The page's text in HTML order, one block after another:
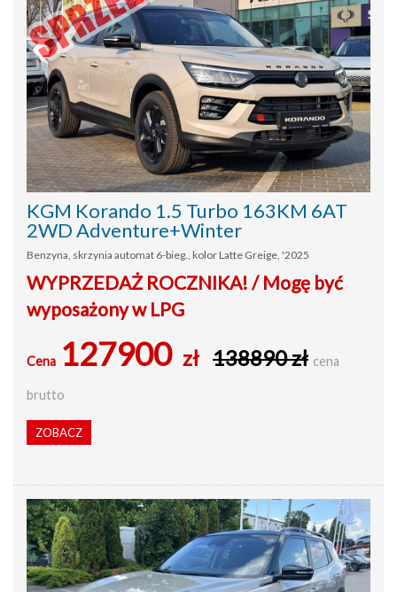
KGM Korando 1.5 Turbo 163KM 6AT
2WD Adventure+Winter
Benzyna, skrzynia automat 6-bieg., kolor Latte Greige, '2025
WYPRZEDAŻ ROCZNIKA! / Mogę być
wyposażony w LPG
Cena 127900 zł 138890 zł cena
brutto
ZOBACZ